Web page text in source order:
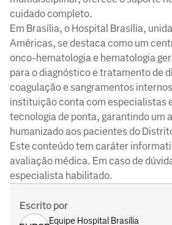
cuidado completo.
Em Brasília, o Hospital Brasília,
Américas, se destaca como um
onco-hematologia e hematologia
para o diagnóstico e tratamento de
coagulação e sangramentos
instituição conta com especialistas
tecnologia de ponta, garantindo um
humanizado aos pacientes do
Este conteúdo tem caráter
avaliação médica. Em caso de
especialista habilitado.
Escrito por
Equipe Hospital Brasília